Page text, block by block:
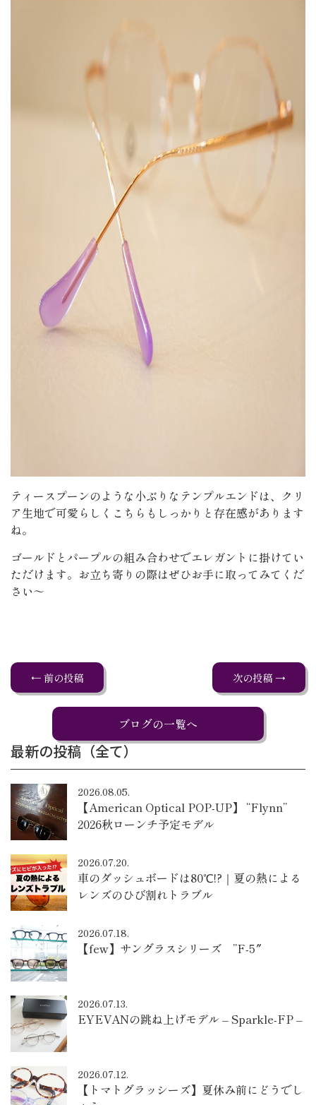
ティースプーンのような小ぶりなテンプルエンドは、クリ
ア生地で可愛らしくこちらもしっかりと存在感があります
ね。
ゴールドとパープルの組み合わせでエレガントに掛けてい
ただけます。お立ち寄りの際はぜひお手に取ってみてくだ
さい～
← 前の投稿 次の投稿 →
ブログの一覧へ
最新の投稿（全て）
2026.08.05.
【American Optical POP-UP】 “Flynn”
2026秋ローンチ予定モデル
2026.07.20.
車のダッシュボードは80℃!?｜夏の熱による
レンズのひび割れトラブル
2026.07.18.
【few】サングラスシリーズ ”F-5″
2026.07.13.
EYEVANの跳ね上げモデル – Sparkle-FP –
2026.07.12.
【トマトグラッシーズ】夏休み前にどうでし